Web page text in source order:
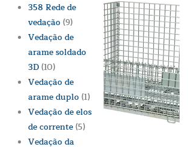
358 Rede de
vedação(9)
Vedação de
arame soldado
3D(10)
Vedação de
arame duplo(1)
Vedação de elos
de corrente(5)
Vedação da